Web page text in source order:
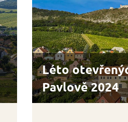
Léto
Pavlově 2024